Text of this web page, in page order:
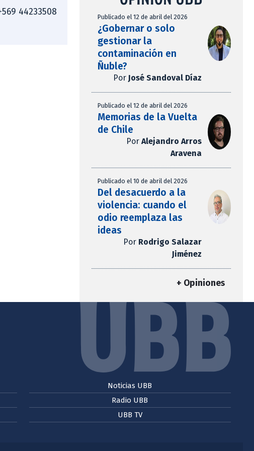
44233508
Publicado el 12 de abril del 2026
¿Gobernar o solo
gestionar la
contaminación en
Ñuble?
Por José Sandoval Díaz
Publicado el 12 de abril del 2026
Memorias de la Vuelta
de Chile
Por Alejandro Arros
Aravena
Publicado el 10 de abril del 2026
Del desacuerdo a la
violencia: cuando el
odio reemplaza las
ideas
Por Rodrigo Salazar
Jiménez
+ Opiniones
Noticias UBB
Radio UBB
UBB TV